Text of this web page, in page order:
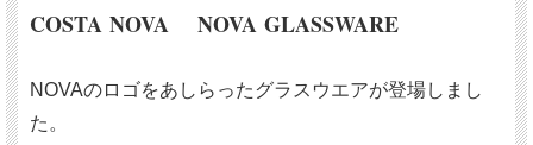
COSTA NOVA NOVA GLASSWARE
NOVAのロゴをあしらったグラスウエアが登場しまし
た。